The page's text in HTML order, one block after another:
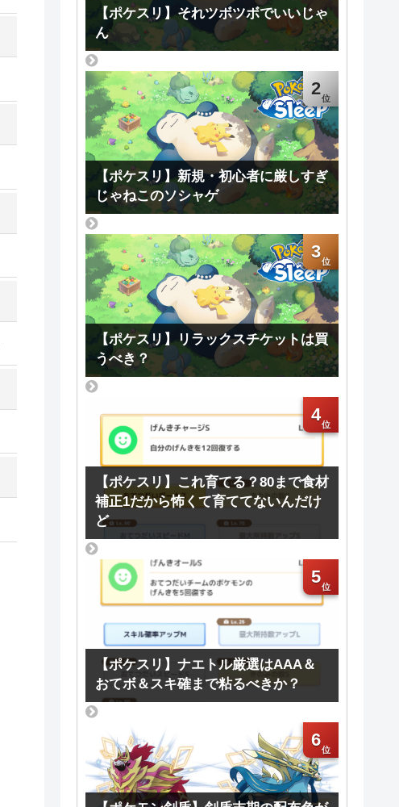
【ポケスリ】それツボツボでいいじゃ
ん
2
【ポケスリ】新規・初心者に厳しすぎ
じゃねこのソシャゲ
3
【ポケスリ】リラックスチケットは買
うべき？
4
【ポケスリ】これ育てる？80まで食材
補正1だから怖くて育ててないんだけ
ど
5
【ポケスリ】ナエトル厳選はAAA＆
おてボ＆スキ確まで粘るべきか？
6